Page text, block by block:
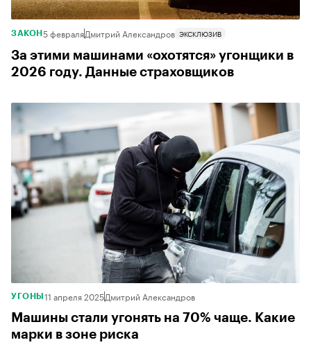
ЗАКОН 5 февраляДмитрий Александров ЭКСКЛЮЗИВ
За этими машинами «охотятся» угонщики в
2026 году. Данные страховщиков
УГОНЫ 11 апреля 2025Дмитрий Александров
Машины стали угонять на 70% чаще. Какие
марки в зоне риска